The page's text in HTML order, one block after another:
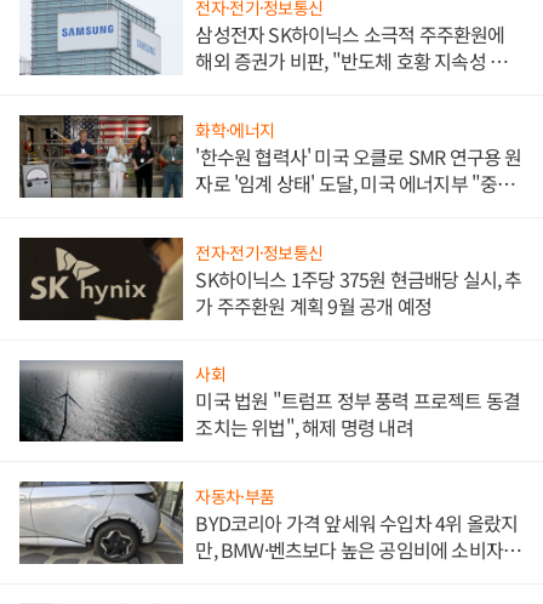
전자·전기·정보통신
삼성전자 SK하이닉스 소극적 주주환원에
해외 증권가 비판, "반도체 호황 지속성 의
화학·에너지
'한수원 협력사' 미국 오클로 SMR 연구용 원
자로 '임계 상태' 도달, 미국 에너지부 "중요
전자·전기·정보통신
SK하이닉스 1주당 375원 현금배당 실시, 추
가 주주환원 계획 9월 공개 예정
사회
미국 법원 "트럼프 정부 풍력 프로젝트 동결
조치는 위법", 해제 명령 내려
자동차·부품
BYD코리아 가격 앞세워 수입차 4위 올랐지
만, BMW·벤츠보다 높은 공임비에 소비자